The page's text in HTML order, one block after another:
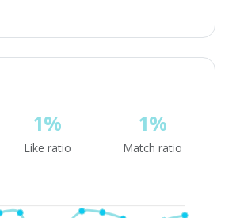
1%
Like ratio
1%
Match ratio